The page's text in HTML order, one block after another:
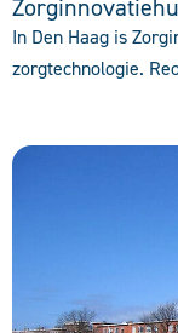
In Den Haag is
zorgtechnologie.